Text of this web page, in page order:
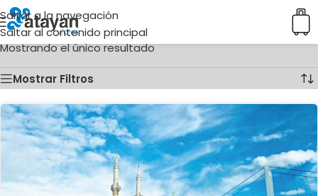
Saltar a la navegación
Saltar al contenido principal
Inicio/Ciudades del producto
Mostrando el único resultado
Mostrar Filtros